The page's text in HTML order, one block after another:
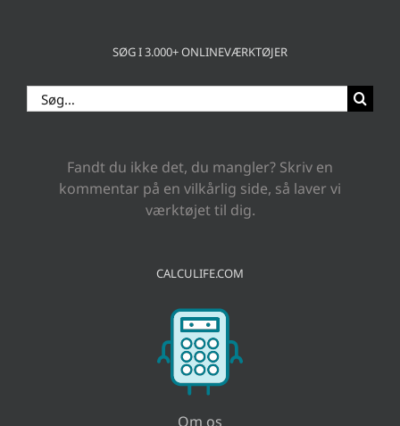
SØG I 3.000+ ONLINEVÆRKTØJER
Søg
efter:
Fandt du ikke det, du mangler? Skriv en
kommentar på en vilkårlig side, så laver vi
værktøjet til dig.
CALCULIFE.COM
Om os